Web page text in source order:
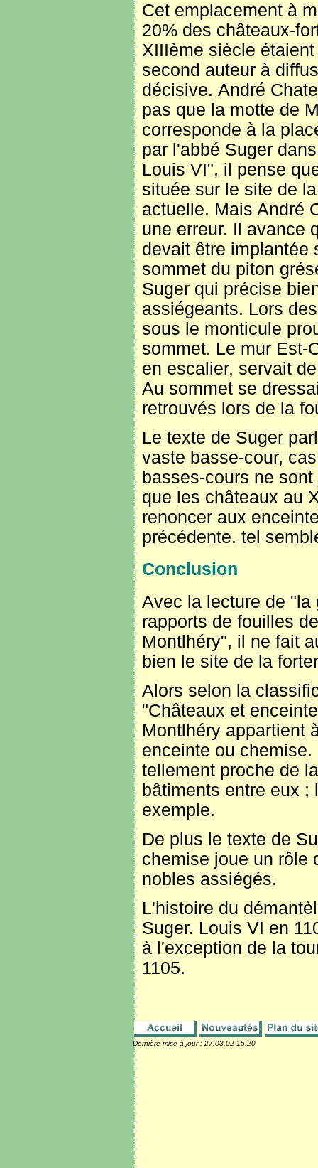
Cet emplacement à
20% des châteaux-
XIIIème siècle
second auteur à
décisive. André
pas que la motte de
corresponde à la
par l'abbé Suger
Louis VI", il pense
située sur le site de
actuelle. Mais André
une erreur. Il avance
devait être implantée
sommet du piton
Suger qui précise
assiégeants. Lors
sous le monticule
sommet. Le mur Est-
en escalier, servait
Au sommet se
retrouvés lors de la
Le texte de Suger
vaste basse-cour,
basses-cours ne
que les châteaux au
renoncer aux
précédente. tel
Conclusion
Avec la lecture de "la
rapports de fouilles
Montlhéry", il ne fait
bien le site de la
Alors selon la
"Châteaux et
Montlhéry appartient
enceinte ou
tellement proche de
bâtiments entre eux ;
exemple.
De plus le texte de
chemise joue un rôle
nobles assiégés.
L'histoire du
Suger. Louis VI en
à l'exception de la
1105.
Dernière mise à jour : 27.03.02 15:20